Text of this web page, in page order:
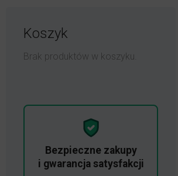
Koszyk
Brak produktów w koszyku.
Bezpieczne zakupy
i gwarancja satysfakcji